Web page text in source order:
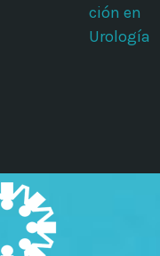
ción en
Urología